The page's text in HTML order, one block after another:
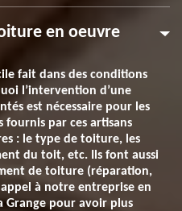
en oeuvre
fait dans des conditions
l’intervention d’une
est nécessaire pour les
fournis par ces artisans
: le type de toiture, les
du toit, etc. Ils font aussi
de toiture (réparation,
à notre entreprise en
Grange pour avoir plus